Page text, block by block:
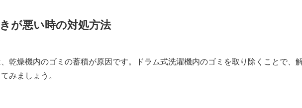
が悪い時の対処方法
乾燥機内のゴミの蓄積が原因です。ドラム式洗濯機内のゴミを取り除くことで、
みましょう。